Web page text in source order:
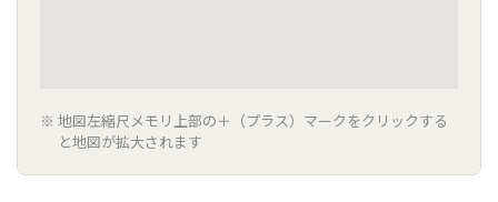
地図左縮尺メモリ上部の＋（プラス）マークをクリックする
と地図が拡大されます